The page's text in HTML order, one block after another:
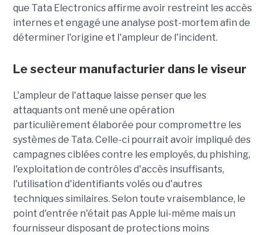
que Tata Electronics affirme avoir restreint les accès
internes et engagé une analyse post-mortem afin de
déterminer l'origine et l'ampleur de l'incident.
Le secteur manufacturier dans le viseur
L'ampleur de l'attaque laisse penser que les
attaquants ont mené une opération
particulièrement élaborée pour compromettre les
systèmes de Tata. Celle-ci pourrait avoir impliqué des
campagnes ciblées contre les employés, du phishing,
l'exploitation de contrôles d'accès insuffisants,
l'utilisation d'identifiants volés ou d'autres
techniques similaires. Selon toute vraisemblance, le
point d'entrée n'était pas Apple lui-même mais un
fournisseur disposant de protections moins